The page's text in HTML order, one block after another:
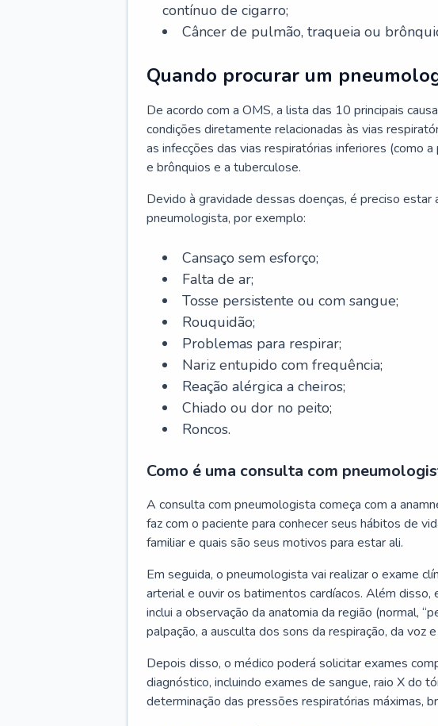
contínuo de cigarro;
Câncer de pulmão, traqueia ou
Quando procurar um
De acordo com a OMS, a lista das 10 principais
condições diretamente relacionadas às vias
as infecções das vias respiratórias inferiores (como
e brônquios e a tuberculose.
Devido à gravidade dessas doenças, é preciso
pneumologista, por exemplo:
Cansaço sem esforço;
Falta de ar;
Tosse persistente ou com sangue;
Rouquidão;
Problemas para respirar;
Nariz entupido com frequência;
Reação alérgica a cheiros;
Chiado ou dor no peito;
Roncos.
Como é uma consulta com
A consulta com pneumologista começa com a
faz com o paciente para conhecer seus hábitos de
familiar e quais são seus motivos para estar ali.
Em seguida, o pneumologista vai realizar o exame
arterial e ouvir os batimentos cardíacos. Além
inclui a observação da anatomia da região (normal,
palpação, a ausculta dos sons da respiração, da
Depois disso, o médico poderá solicitar exames
diagnóstico, incluindo exames de sangue, raio X do
determinação das pressões respiratórias máximas,